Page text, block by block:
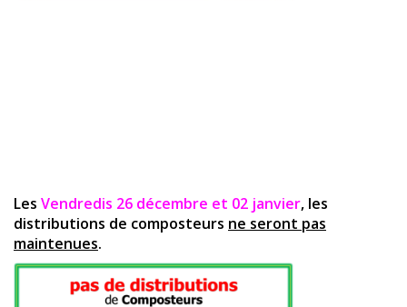
Les Vendredis 26 décembre et 02 janvier, les
distributions de composteurs ne seront pas
maintenues.